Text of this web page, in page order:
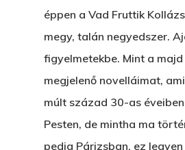
éppen a Vad Fruttik
megy, talán negyedszer.
figyelmetekbe. Mint a majd
megjelenő novelláimat,
múlt század 30-as
Pesten, de mintha ma
pedig Párizsban, ez